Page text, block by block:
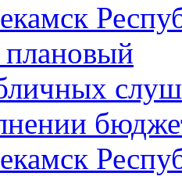
плановый